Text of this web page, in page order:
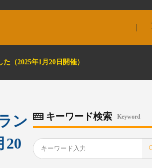
（2025年1月20日開催）
ン
20
キーワード検索 Keyword